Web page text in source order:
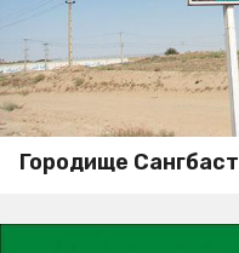
Городище Сангбаст